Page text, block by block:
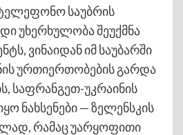
საუბრის
უხერხულობა შეუქმნა
ვინაიდან იმ საუბარში
ურთიერთობების გარდა
საფრანგეთ-უკრაინის
ნახსენები — ზელენსკის
რამაც უარყოფითი